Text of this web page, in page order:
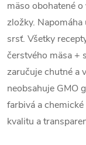
mäso obohatené
zložky.
srsť. Všetky
čerstvého mäsa +
zaručuje chutné a
neobsahuje GMO
farbivá a
kvalitu a